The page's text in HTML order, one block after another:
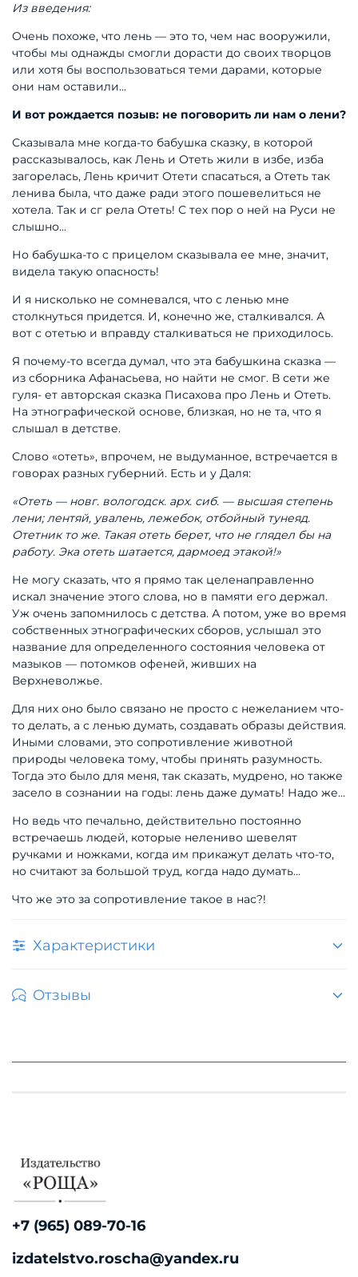
Из введения:
Очень похоже, что лень — это то, чем нас вооружили,
чтобы мы однажды смогли дорасти до своих творцов
или хотя бы воспользоваться теми дарами, которые
они нам оставили...
И вот рождается позыв: не поговорить ли нам о лени?
Сказывала мне когда-то бабушка сказку, в которой
рассказывалось, как Лень и Отеть жили в избе, изба
загорелась, Лень кричит Отети спасаться, а Отеть так
ленива была, что даже ради этого пошевелиться не
хотела. Так и сг рела Отеть! С тех пор о ней на Руси не
слышно...
Но бабушка-то с прицелом сказывала ее мне, значит,
видела такую опасность!
И я нисколько не сомневался, что с ленью мне
столкнуться придется. И, конечно же, сталкивался. А
вот с отетью и вправду сталкиваться не приходилось.
Я почему-то всегда думал, что эта бабушкина сказка —
из сборника Афанасьева, но найти не смог. В сети же
гуля- ет авторская сказка Писахова про Лень и Отеть.
На этнографической основе, близкая, но не та, что я
слышал в детстве.
Слово «отеть», впрочем, не выдуманное, встречается в
говорах разных губерний. Есть и у Даля:
«Отеть — новг. вологодск. арх. сиб. — высшая степень
лени; лентяй, увалень, лежебок, отбойный тунеяд.
Отетник то же. Такая отеть берет, что не глядел бы на
работу. Эка отеть шатается, дармоед этакой!»
Не могу сказать, что я прямо так целенаправленно
искал значение этого слова, но в памяти его держал.
Уж очень запомнилось с детства. А потом, уже во время
собственных этнографических сборов, услышал это
название для определенного состояния человека от
мазыков — потомков офеней, живших на
Верхневолжье.
Для них оно было связано не просто с нежеланием что-
то делать, а с ленью думать, создавать образы действия.
Иными словами, это сопротивление животной
природы человека тому, чтобы принять разумность.
Тогда это было для меня, так сказать, мудрено, но также
засело в сознании на годы: лень даже думать! Надо же...
Но ведь что печально, действительно постоянно
встречаешь людей, которые нелениво шевелят
ручками и ножками, когда им прикажут делать что-то,
но считают за большой труд, когда надо думать...
Что же это за сопротивление такое в нас?!
Характеристики
Отзывы
+7 (965) 089-70-16
izdatelstvo.roscha@yandex.ru